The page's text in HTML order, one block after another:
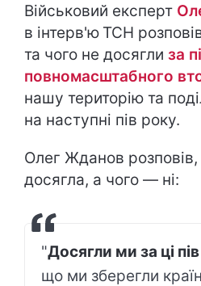
Військовий експерт
в інтерв'ю ТСН
та чого не досягли за
повномасштабного
нашу територію та
на наступні пів року.
Олег Жданов розповів,
досягла, а чого — ні:
"Досягли ми за ці
що ми зберегли